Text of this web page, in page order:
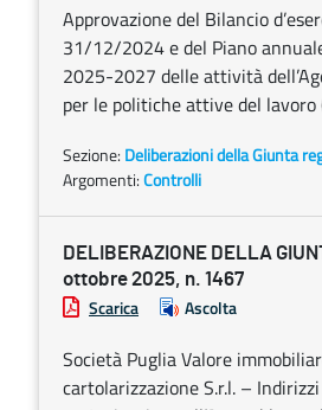
Approvazione del Bilancio
31/12/2024 e del Piano
2025-2027 delle attività
per le politiche attive del lavoro
Sezione: Deliberazioni della Giunta
Argomenti:Controlli
DELIBERAZIONE DELLA
ottobre 2025, n. 1467
Scarica Ascolta
Società Puglia Valore
cartolarizzazione S.r.l. –